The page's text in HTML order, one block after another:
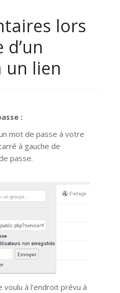
lors
un lien
:
mot de passe à votre
à gauche de
passe.
à l’endroit prévu à